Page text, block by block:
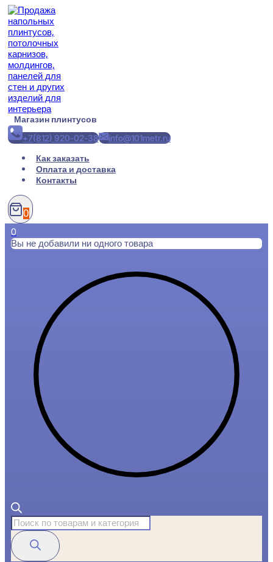
Перейти
содержимому
Магазин плинтусов
+7(812) 920-02-38
info@101metr.ru
Как заказать
Оплата и доставка
Контакты
0
0
Вы не добавили ни одного товара
Поиск
товаров